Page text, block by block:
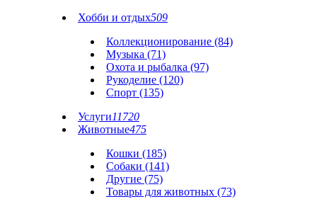
Хобби и отдых509
Коллекционирование (84)
Музыка (71)
Охота и рыбалка (97)
Рукоделие (120)
Спорт (135)
Услуги11720
Животные475
Кошки (185)
Собаки (141)
Другие (75)
Товары для животных (73)